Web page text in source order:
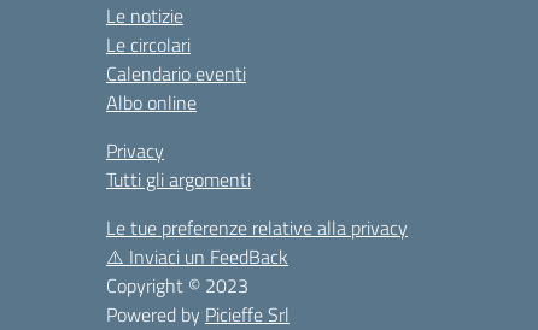
Le notizie
Le circolari
Calendario eventi
Albo online
Privacy
Tutti gli argomenti
Le tue preferenze relative alla privacy
⚠️ Inviaci un FeedBack
Copyright © 2023
Powered by Picieffe Srl